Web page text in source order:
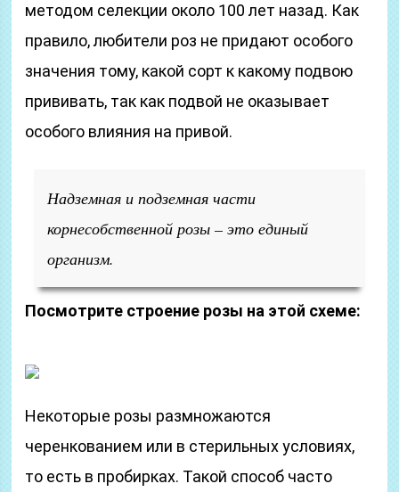
методом селекции около 100 лет назад. Как
правило, любители роз не придают особого
значения тому, какой сорт к какому подвою
прививать, так как подвой не оказывает
особого влияния на привой.
Надземная и подземная части
корнесобственной розы – это единый
организм.
Посмотрите строение розы на этой схеме:
Некоторые розы размножаются
черенкованием или в стерильных условиях,
то есть в пробирках. Такой способ часто